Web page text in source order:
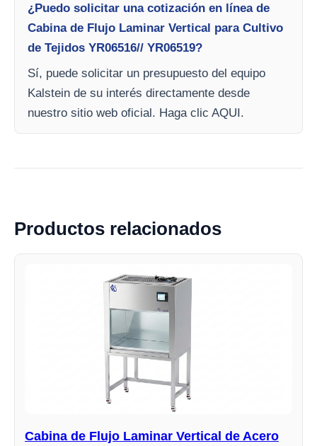
¿Puedo solicitar una cotización en línea de
Cabina de Flujo Laminar Vertical para Cultivo
de Tejidos YR06516// YR06519?
Sí, puede solicitar un presupuesto del equipo
Kalstein de su interés directamente desde
nuestro sitio web oficial. Haga clic AQUI.
Productos relacionados
Cabina de Flujo Laminar Vertical de Acero